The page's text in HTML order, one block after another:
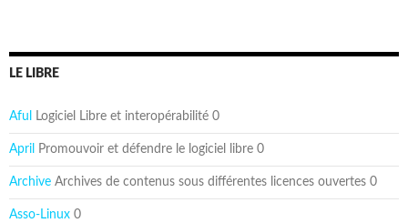
LE LIBRE
Aful Logiciel Libre et interopérabilité 0
April Promouvoir et défendre le logiciel libre 0
Archive Archives de contenus sous différentes licences ouvertes 0
Asso-Linux 0